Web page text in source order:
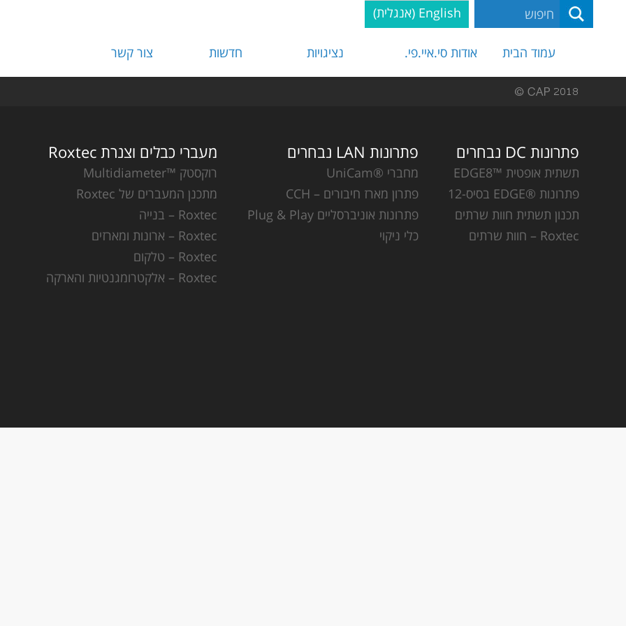
English
(אנגלית)
עמוד הבית אודות סי.איי.פי. נציגויות חדשות צור קשר
פתרונות DC נבחרים
תשתית אופטית ™EDGE8
פתרונות ®EDGE בסיס-12
תכנון תשתית חוות שרתים
Roxtec – חוות שרתים
פתרונות LAN נבחרים
מחברי ®UniCam
פתרון מארז חיבורים – CCH
פתרונות אוניברסליים Plug & Play
כלי ניקוי
מעברי כבלים וצנרת Roxtec
רוקסטק ™Multidiameter
מתכנן המעברים של Roxtec
Roxtec – בנייה
Roxtec – ארונות ומארזים
Roxtec – טלקום
Roxtec – אלקטרומגנטיות והארקה